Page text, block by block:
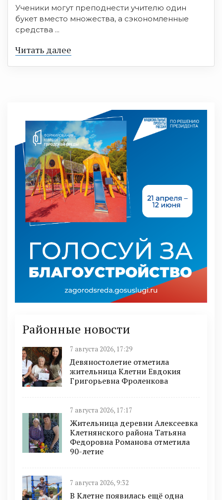
Ученики могут преподнести учителю один
букет вместо множества, а сэкономленные
средства ...
Читать далее
Районные новости
7 августа 2026, 17:29
Девяностолетие отметила
жительница Клетни Евдокия
Григорьевна Фроленкова
7 августа 2026, 17:17
Жительница деревни Алексеевка
Клетнянского района Татьяна
Федоровна Романова отметила
90-летие
7 августа 2026, 9:32
В Клетне появилась ещё одна